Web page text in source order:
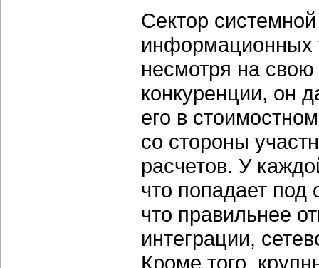
Сектор
информационных
несмотря на свою
конкуренции, он
его в
со стороны
расчетов. У
что попадает под
что правильнее
интеграции,
Кроме того,